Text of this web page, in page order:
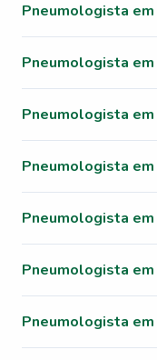
Pneumologista em
Pneumologista
Pneumologista
Pneumologista
Pneumologista
Pneumologista
Pneumologista